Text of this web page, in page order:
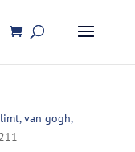
van gogh,